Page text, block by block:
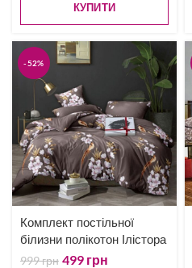
КУПИТИ
-52%
Комплект постільної
білизни полікотон Ілістора
999грн 499 грн